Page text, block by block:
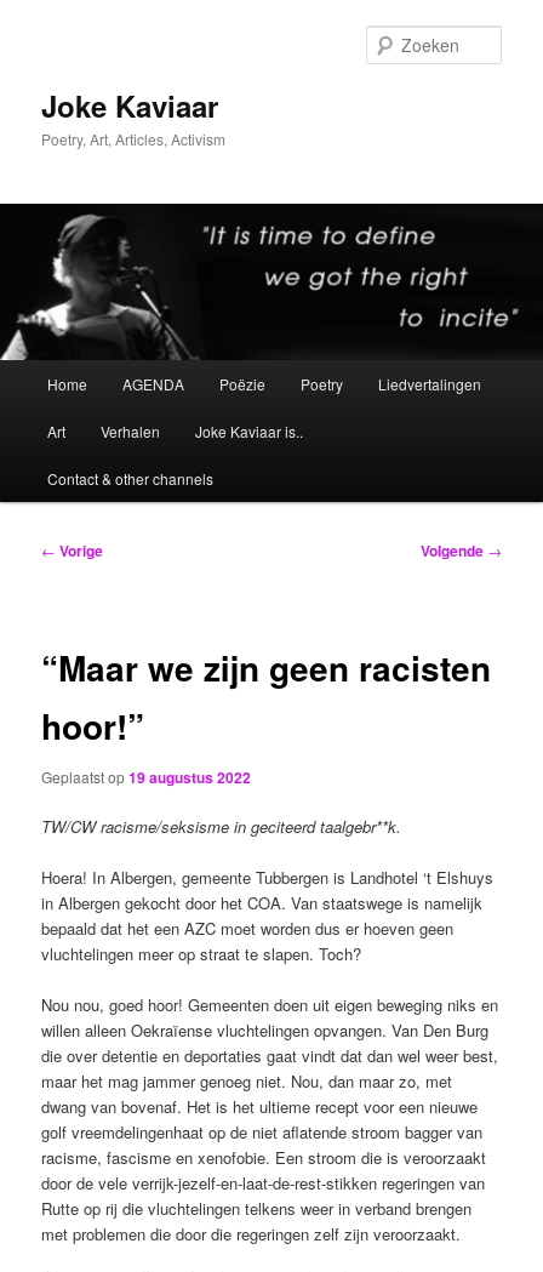
inhoudJoke Kaviaar
Poetry, Art, Articles, Activism
Home AGENDA Poëzie Poetry Liedvertalingen
Art Verhalen Joke Kaviaar is..
Contact & other channels
Bericht
← Vorige Volgende →
“Maar we zijn geen racisten
hoor!”
Geplaatst op19 augustus 2022
TW/CW racisme/seksisme in geciteerd taalgebr**k.
Hoera! In Albergen, gemeente Tubbergen is Landhotel ‘t Elshuys
in Albergen gekocht door het COA. Van staatswege is namelijk
bepaald dat het een AZC moet worden dus er hoeven geen
vluchtelingen meer op straat te slapen. Toch?
Nou nou, goed hoor! Gemeenten doen uit eigen beweging niks en
willen alleen Oekraïense vluchtelingen opvangen. Van Den Burg
die over detentie en deportaties gaat vindt dat dan wel weer best,
maar het mag jammer genoeg niet. Nou, dan maar zo, met
dwang van bovenaf. Het is het ultieme recept voor een nieuwe
golf vreemdelingenhaat op de niet aflatende stroom bagger van
racisme, fascisme en xenofobie. Een stroom die is veroorzaakt
door de vele verrijk-jezelf-en-laat-de-rest-stikken regeringen van
Rutte op rij die vluchtelingen telkens weer in verband brengen
met problemen die door die regeringen zelf zijn veroorzaakt.